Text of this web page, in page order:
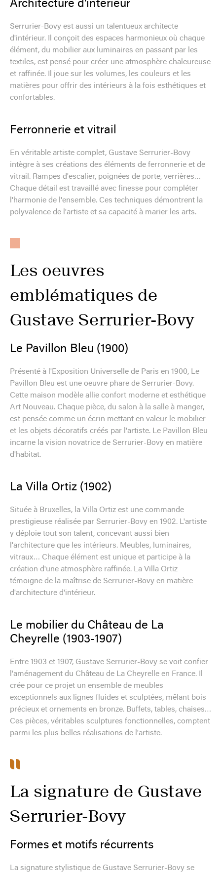
Architecture d'intérieur
Serrurier-Bovy est aussi un talentueux architecte
d'intérieur. Il conçoit des espaces harmonieux où chaque
élément, du mobilier aux luminaires en passant par les
textiles, est pensé pour créer une atmosphère chaleureuse
et raffinée. Il joue sur les volumes, les couleurs et les
matières pour offrir des intérieurs à la fois esthétiques et
confortables.
Ferronnerie et vitrail
En véritable artiste complet, Gustave Serrurier-Bovy
intègre à ses créations des éléments de ferronnerie et de
vitrail. Rampes d'escalier, poignées de porte, verrières…
Chaque détail est travaillé avec finesse pour compléter
l'harmonie de l'ensemble. Ces techniques démontrent la
polyvalence de l'artiste et sa capacité à marier les arts.
Les oeuvres
emblématiques de
Gustave Serrurier-Bovy
Le Pavillon Bleu (1900)
Présenté à l'Exposition Universelle de Paris en 1900, Le
Pavillon Bleu est une oeuvre phare de Serrurier-Bovy.
Cette maison modèle allie confort moderne et esthétique
Art Nouveau. Chaque pièce, du salon à la salle à manger,
est pensée comme un écrin mettant en valeur le mobilier
et les objets décoratifs créés par l'artiste. Le Pavillon Bleu
incarne la vision novatrice de Serrurier-Bovy en matière
d'habitat.
La Villa Ortiz (1902)
Située à Bruxelles, la Villa Ortiz est une commande
prestigieuse réalisée par Serrurier-Bovy en 1902. L'artiste
y déploie tout son talent, concevant aussi bien
l'architecture que les intérieurs. Meubles, luminaires,
vitraux… Chaque élément est unique et participe à la
création d'une atmosphère raffinée. La Villa Ortiz
témoigne de la maîtrise de Serrurier-Bovy en matière
d'architecture d'intérieur.
Le mobilier du Château de La
Cheyrelle (1903-1907)
Entre 1903 et 1907, Gustave Serrurier-Bovy se voit confier
l'aménagement du Château de La Cheyrelle en France. Il
crée pour ce projet un ensemble de meubles
exceptionnels aux lignes fluides et sculptées, mêlant bois
précieux et ornements en bronze. Buffets, tables, chaises…
Ces pièces, véritables sculptures fonctionnelles, comptent
parmi les plus belles réalisations de l'artiste.
La signature de Gustave
Serrurier-Bovy
Formes et motifs récurrents
La signature stylistique de Gustave Serrurier-Bovy se